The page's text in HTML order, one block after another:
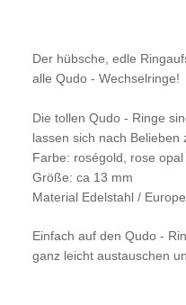
Der hübsche, edle
alle Qudo - Wechselringe!
Die tollen Qudo - Ringe
lassen sich nach Belieben
Farbe: roségold, rose opal
Größe: ca 13 mm
Material Edelstahl /
Einfach auf den Qudo -
ganz leicht austauschen